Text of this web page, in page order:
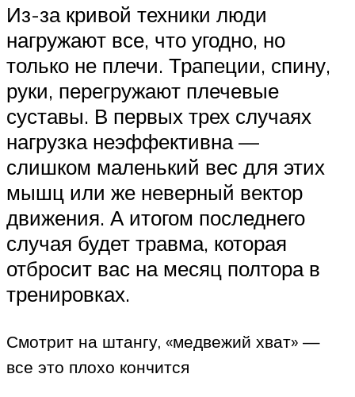
Из-за кривой техники люди
нагружают все, что угодно, но
только не плечи. Трапеции, спину,
руки, перегружают плечевые
суставы. В первых трех случаях
нагрузка неэффективна —
слишком маленький вес для этих
мышц или же неверный вектор
движения. А итогом последнего
случая будет травма, которая
отбросит вас на месяц полтора в
тренировках.
Смотрит на штангу, «медвежий хват» —
все это плохо кончится